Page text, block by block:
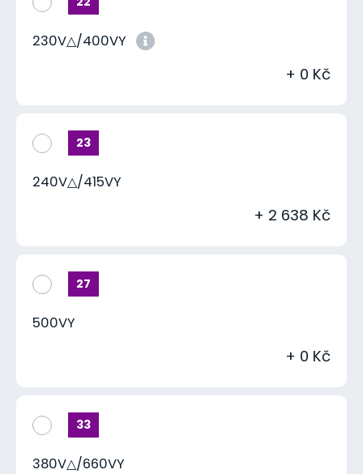
230V△/400VY
+ 0 Kč
23
240V△/415VY
+ 2 638 Kč
27
500VY
+ 0 Kč
33
380V△/660VY